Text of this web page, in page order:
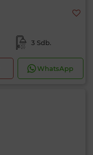
3 Sdb.
WhatsApp